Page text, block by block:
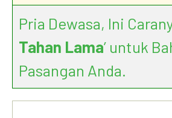
Pria Dewasa, Ini
Tahan Lama’ untuk
Pasangan Anda.